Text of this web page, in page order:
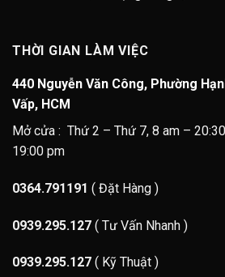
THỜI GIAN LÀM VIỆC
440 Nguyễn Văn Công, Phường
Vấp, HCM
Mở cửa : Thứ 2 – Thứ 7, 8 am –
19:00 pm
0364.791191 ( Đặt Hàng )
0939.295.127 ( Tư Vấn Nhanh )
0939.295.127 ( Kỹ Thuật )